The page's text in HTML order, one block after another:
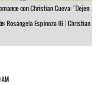
con Christian Cueva: "Dejen
Rosángela Espinoza IG | Christian